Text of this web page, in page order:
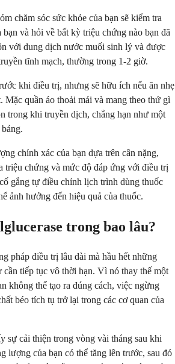
chăm sóc sức khỏe của bạn sẽ kiểm tra
bạn và hỏi về bất kỳ triệu chứng nào bạn đã
với dung dịch nước muối sinh lý và được
tĩnh mạch, thường trong 1-2 giờ.
khi điều trị, nhưng sẽ hữu ích nếu ăn nhẹ
Mặc quần áo thoải mái và mang theo thứ gì
trong khi truyền dịch, chẳng hạn như một
chính xác của bạn dựa trên cân nặng,
triệu chứng và mức độ đáp ứng với điều trị
gắng tự điều chỉnh lịch trình dùng thuốc
ảnh hưởng đến hiệu quả của thuốc.
trong bao lâu?
pháp điều trị lâu dài mà hầu hết những
cần tiếp tục vô thời hạn. Vì nó thay thế một
không thể tạo ra đúng cách, việc ngừng
béo tích tụ trở lại trong các cơ quan của
sự cải thiện trong vòng vài tháng sau khi
lượng của bạn có thể tăng lên trước, sau đó